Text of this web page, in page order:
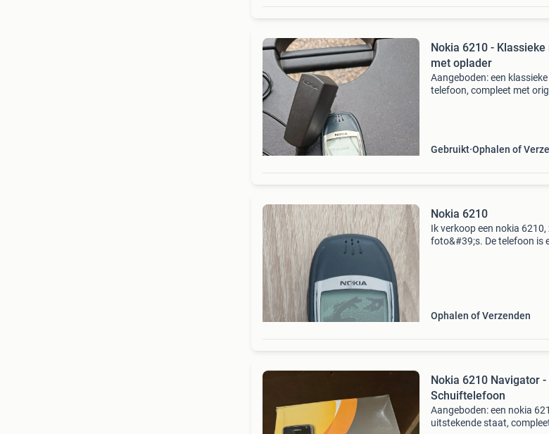
Nokia 6210 -
met oplader
Aangeboden: een
telefoon, compleet met
Gebruikt Ophalen of
Nokia 6210
Ik verkoop een nokia
foto&#39;s. De telefoon is
Ophalen of Verzenden
Nokia 6210 Navigator
Schuiftelefoon
Aangeboden: een nokia
uitstekende staat,